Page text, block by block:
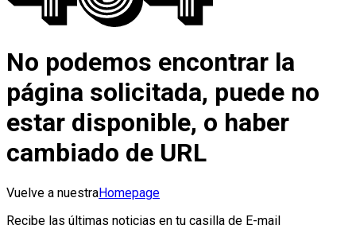
No podemos encontrar la
página solicitada, puede no
estar disponible, o haber
cambiado de URL
Vuelve a nuestraHomepage
Recibe las últimas noticias en tu casilla de E-mail